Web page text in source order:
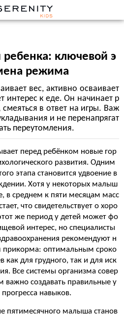
ключевой э
режима
вес, активно осваивает
интерес к еде. Он начинает р
смеяться в ответ на игры. Важ
и не перенапрягат
переутомления.
перед ребёнком новые гор
развития. Одним
этапа становится удвоение в
Хотя у некоторых малыш
в среднем к пяти месяцам масс
что свидетельствует о хоро
же период у детей может фо
интерес, но специалисты
рекомендуют н
прикорма: оптимальным сроко
как для грудного, так и для иск
Все системы организма совер
важно создавать правильные у
навыков.
пятимесячного малыша станов